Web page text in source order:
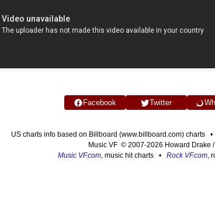
Facebook Twitter
US charts info based on Billboard (www.billboard.com) charts
Music VF © 2007-2026 Howard Drake
Music VF.com, music hit charts • Rock VF.com,